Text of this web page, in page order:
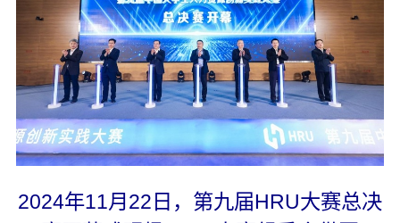
2024年11月22日，第九届HRU大赛总决